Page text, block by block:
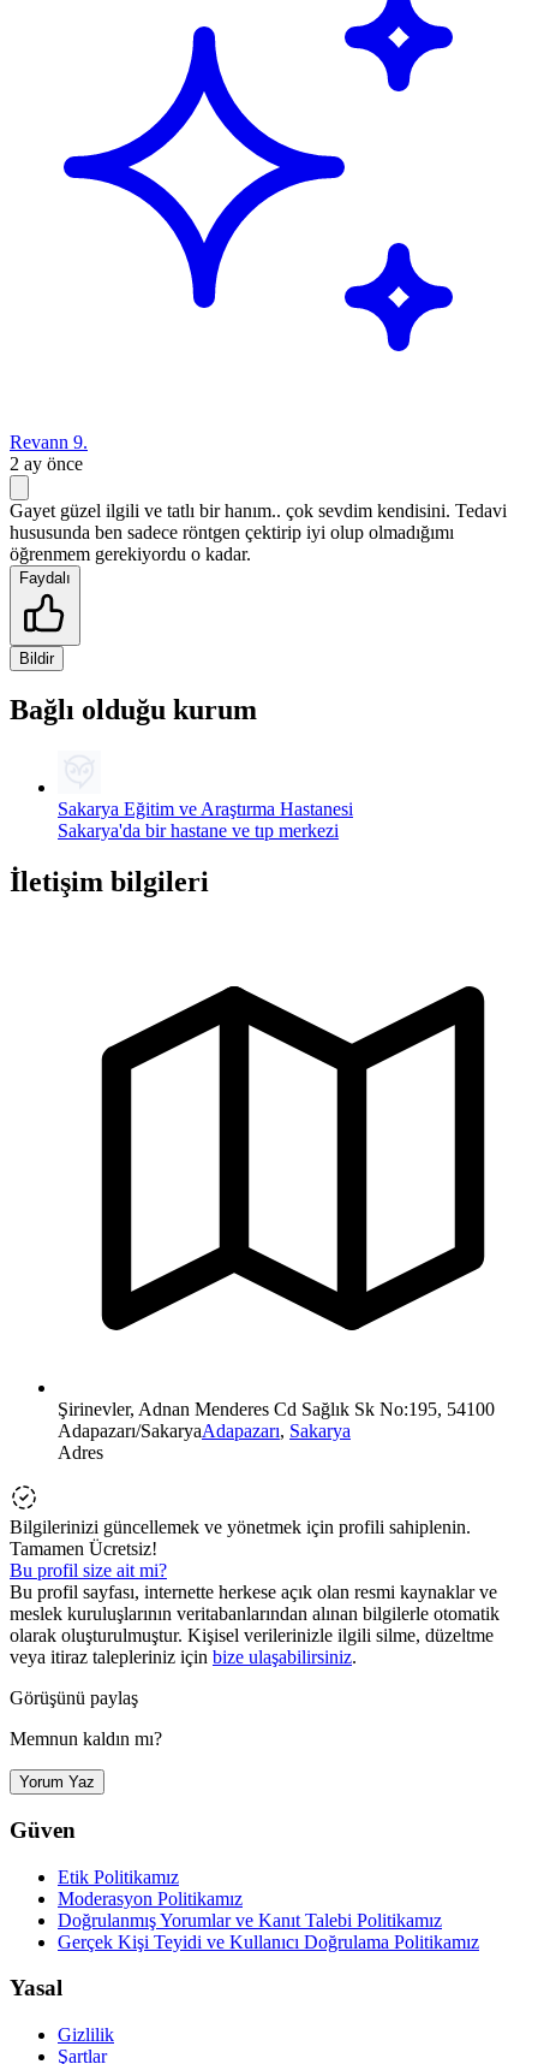
Revann 9.
2 ay önce
Gayet güzel ilgili ve tatlı bir hanım.. çok sevdim kendisini. Tedavi
hususunda ben sadece röntgen çektirip iyi olup olmadığımı
öğrenmem gerekiyordu o kadar.
Faydalı
Bildir
Bağlı olduğu kurum
Sakarya Eğitim ve Araştırma Hastanesi
Sakarya'da bir hastane ve tıp merkezi
İletişim bilgileri
Şirinevler, Adnan Menderes Cd Sağlık Sk No:195, 54100
Adapazarı/SakaryaAdapazarı, Sakarya
Adres
Bilgilerinizi güncellemek ve yönetmek için profili sahiplenin.
Tamamen Ücretsiz!
Bu profil size ait mi?
Bu profil sayfası, internette herkese açık olan resmi kaynaklar ve
meslek kuruluşlarının veritabanlarından alınan bilgilerle otomatik
olarak oluşturulmuştur. Kişisel verilerinizle ilgili silme, düzeltme
veya itiraz talepleriniz için bize ulaşabilirsiniz.
Görüşünü paylaş
Memnun kaldın mı?
Yorum Yaz
Güven
Etik Politikamız
Moderasyon Politikamız
Doğrulanmış Yorumlar ve Kanıt Talebi Politikamız
Gerçek Kişi Teyidi ve Kullanıcı Doğrulama Politikamız
Yasal
Gizlilik
Şartlar